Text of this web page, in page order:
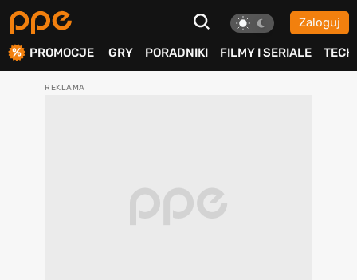
Zaloguj
PROMOCJE GRY PORADNIKI FILMY I SERIALE TECH